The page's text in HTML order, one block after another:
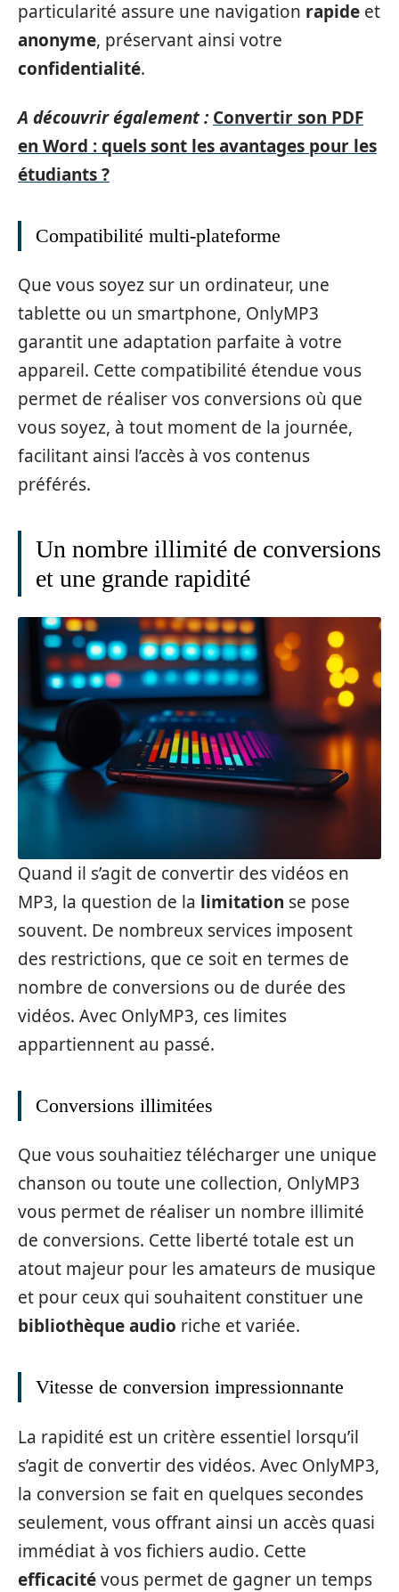
particularité assure une navigation rapide et
anonyme, préservant ainsi votre
confidentialité.
A découvrir également : Convertir son PDF
en Word : quels sont les avantages pour les
étudiants ?
Compatibilité multi-plateforme
Que vous soyez sur un ordinateur, une
tablette ou un smartphone, OnlyMP3
garantit une adaptation parfaite à votre
appareil. Cette compatibilité étendue vous
permet de réaliser vos conversions où que
vous soyez, à tout moment de la journée,
facilitant ainsi l’accès à vos contenus
préférés.
Un nombre illimité de conversions
et une grande rapidité
Quand il s’agit de convertir des vidéos en
MP3, la question de la limitation se pose
souvent. De nombreux services imposent
des restrictions, que ce soit en termes de
nombre de conversions ou de durée des
vidéos. Avec OnlyMP3, ces limites
appartiennent au passé.
Conversions illimitées
Que vous souhaitiez télécharger une unique
chanson ou toute une collection, OnlyMP3
vous permet de réaliser un nombre illimité
de conversions. Cette liberté totale est un
atout majeur pour les amateurs de musique
et pour ceux qui souhaitent constituer une
bibliothèque audio riche et variée.
Vitesse de conversion impressionnante
La rapidité est un critère essentiel lorsqu’il
s’agit de convertir des vidéos. Avec OnlyMP3,
la conversion se fait en quelques secondes
seulement, vous offrant ainsi un accès quasi
immédiat à vos fichiers audio. Cette
efficacitévous permet de gagner un temps